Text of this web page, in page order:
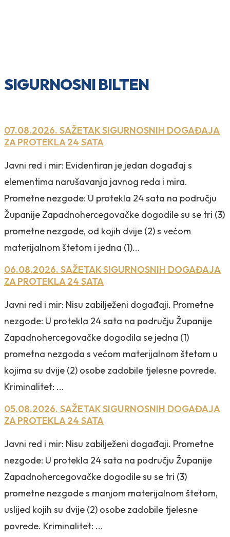
SIGURNOSNI BILTEN
07.08.2026. SAŽETAK SIGURNOSNIH DOGAĐAJA
ZA PROTEKLA 24 SATA
Javni red i mir: Evidentiran je jedan događaj s
elementima narušavanja javnog reda i mira.
Prometne nezgode: U protekla 24 sata na području
Županije Zapadnohercegovačke dogodile su se tri (3)
prometne nezgode, od kojih dvije (2) s većom
materijalnom štetom i jedna (1)...
06.08.2026. SAŽETAK SIGURNOSNIH DOGAĐAJA
ZA PROTEKLA 24 SATA
Javni red i mir: Nisu zabilježeni događaji. Prometne
nezgode: U protekla 24 sata na području Županije
Zapadnohercegovačke dogodila se jedna (1)
prometna nezgoda s većom materijalnom štetom u
kojima su dvije (2) osobe zadobile tjelesne povrede.
Kriminalitet: ...
05.08.2026. SAŽETAK SIGURNOSNIH DOGAĐAJA
ZA PROTEKLA 24 SATA
Javni red i mir: Nisu zabilježeni događaji. Prometne
nezgode: U protekla 24 sata na području Županije
Zapadnohercegovačke dogodile su se tri (3)
prometne nezgode s manjom materijalnom štetom,
uslijed kojih su dvije (2) osobe zadobile tjelesne
povrede. Kriminalitet: ...